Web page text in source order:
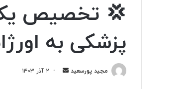
💢 تخصیص یک
پزشکی به
مجید پورسعید ۲ آذر ۱۴۰۳